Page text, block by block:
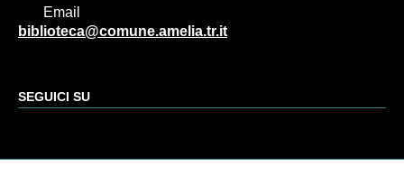
Email
biblioteca@comune.amelia.tr.it
SEGUICI SU